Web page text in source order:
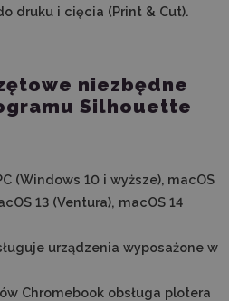
druku i cięcia (Print & Cut).
niezbędne
Silhouette
(Windows 10 i wyższe), macOS
13 (Ventura), macOS 14
urządzenia wyposażone w
Chromebook obsługa plotera